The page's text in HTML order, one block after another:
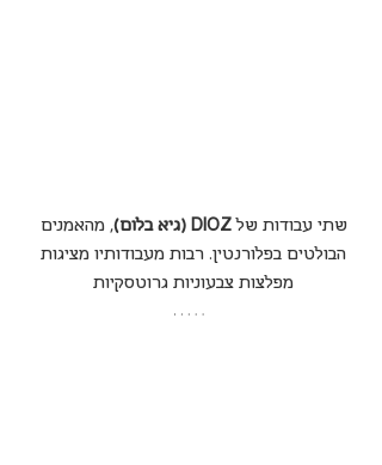
שתי עבודות של DIOZ (גיא בלום)
, מהאמנים
הבולטים בפלורנטין. רבות מעבודותיו מציגות
מפלצות צבעוניות גרוטסקיות